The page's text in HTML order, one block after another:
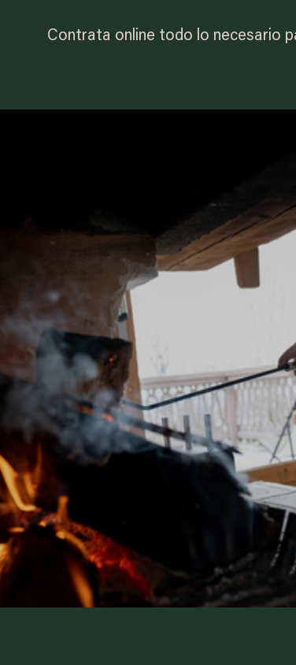
Contrata online todo lo necesario